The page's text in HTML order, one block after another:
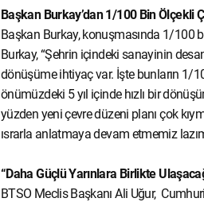
Başkan Burkay’dan 1/100 Bin Ölçekli
Başkan Burkay, konuşmasında 1/100
Burkay, “Şehrin içindeki sanayinin
dönüşüme ihtiyaç var. İşte bunların 1/
önümüzdeki 5 yıl içinde hızlı bir
yüzden yeni çevre düzeni planı çok
ısrarla anlatmaya devam etmemiz
“Daha Güçlü Yarınlara Birlikte
BTSO Meclis Başkanı Ali Uğur,